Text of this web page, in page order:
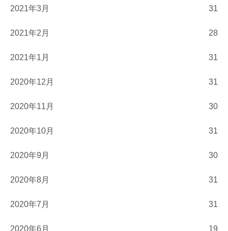
2021年3月 31
2021年2月 28
2021年1月 31
2020年12月 31
2020年11月 30
2020年10月 31
2020年9月 30
2020年8月 31
2020年7月 31
2020年6月 19